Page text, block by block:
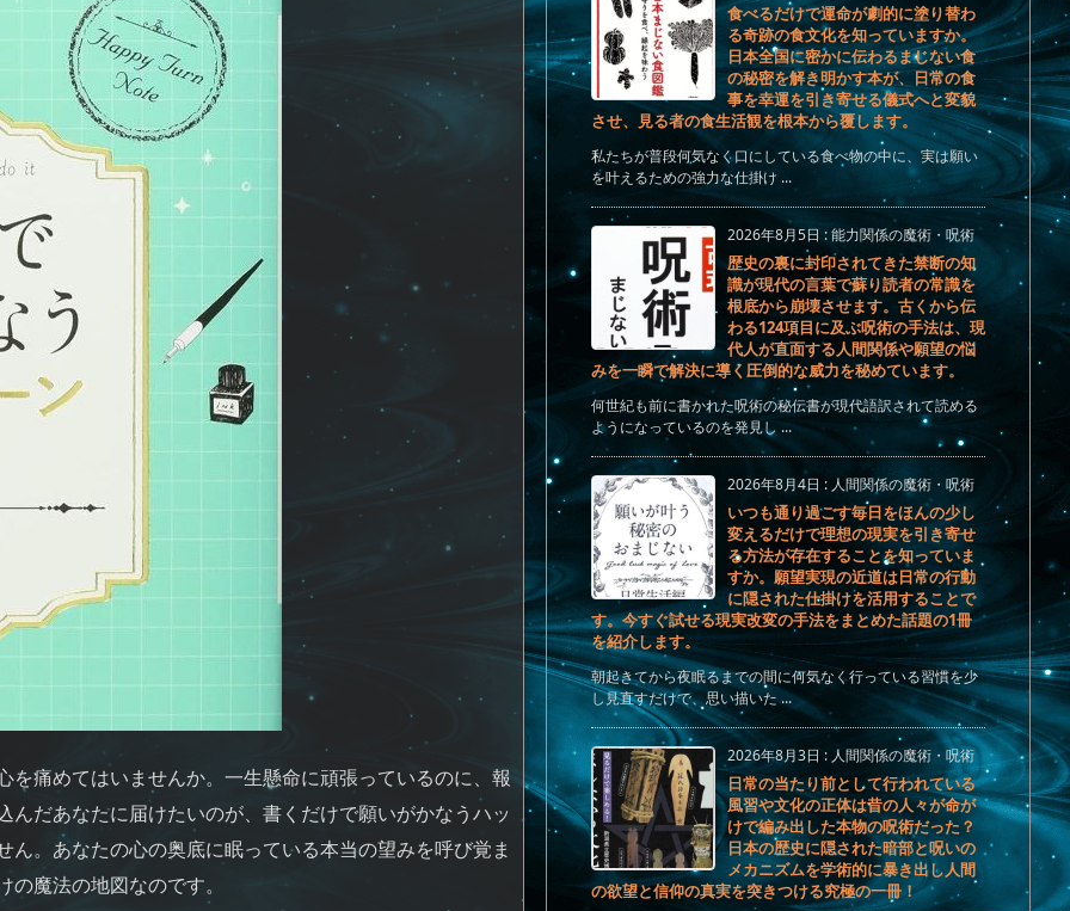
痛めてはいませんか。一生懸命に頑張っているのに、報
だあなたに届けたいのが、書くだけで願いがかなうハッ
。あなたの心の奥底に眠っている本当の望みを呼び覚ま
魔法の地図なのです。
食べるだけで運命が劇的に塗り替わ
る奇跡の食文化を知っていますか。
日本全国に密かに伝わるまじない食
の秘密を解き明かす本が、日常の食
事を幸運を引き寄せる儀式へと変貌
させ、見る者の食生活観を根本から覆します。
私たちが普段何気なく口にしている食べ物の中に、実は願い
を叶えるための強力な仕掛け ...
2026年8月5日 :能力関係の魔術・呪術
歴史の裏に封印されてきた禁断の知
識が現代の言葉で蘇り読者の常識を
根底から崩壊させます。古くから伝
わる124項目に及ぶ呪術の手法は、現
代人が直面する人間関係や願望の悩
みを一瞬で解決に導く圧倒的な威力を秘めています。
何世紀も前に書かれた呪術の秘伝書が現代語訳されて読める
ようになっているのを発見し ...
2026年8月4日 : 人間関係の魔術・呪術
いつも通り過ごす毎日をほんの少し
変えるだけで理想の現実を引き寄せ
る方法が存在することを知っていま
すか。願望実現の近道は日常の行動
に隠された仕掛けを活用することで
す。今すぐ試せる現実改変の手法をまとめた話題の1冊
を紹介します。
朝起きてから夜眠るまでの間に何気なく行っている習慣を少
し見直すだけで、思い描いた ...
2026年8月3日 : 人間関係の魔術・呪術
日常の当たり前として行われている
風習や文化の正体は昔の人々が命が
けで編み出した本物の呪術だった？
日本の歴史に隠された暗部と呪いの
メカニズムを学術的に暴き出し人間
の欲望と信仰の真実を突きつける究極の一冊！